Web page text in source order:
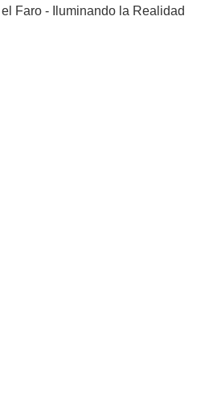
Faro - Iluminando la Realidad